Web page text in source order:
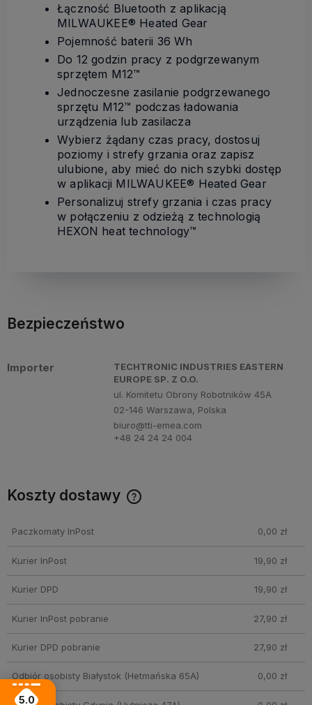
Łączność Bluetooth z aplikacją
MILWAUKEE® Heated Gear
Pojemność baterii 36 Wh
Do 12 godzin pracy z podgrzewanym
sprzętem M12™
Jednoczesne zasilanie podgrzewanego
sprzętu M12™ podczas ładowania
urządzenia lub zasilacza
Wybierz żądany czas pracy, dostosuj
poziomy i strefy grzania oraz zapisz
ulubione, aby mieć do nich szybki dostęp
w aplikacji MILWAUKEE® Heated Gear
Personalizuj strefy grzania i czas pracy
w połączeniu z odzieżą z technologią
HEXON heat technology™
Bezpieczeństwo
Importer
TECHTRONIC INDUSTRIES EASTERN
EUROPE SP. Z O.O.
ul. Komitetu Obrony Robotników 45A
02-146 Warszawa, Polska
biuro@tti-emea.com
+48 24 24 24 004
Koszty dostawy
Paczkomaty InPost 0,00 zł
Kurier InPost 19,90 zł
Kurier DPD 19,90 zł
Kurier InPost pobranie 27,90 zł
Kurier DPD pobranie 27,90 zł
Odbiór osobisty Białystok(Hetmańska 65A) 0,00 zł
5.0